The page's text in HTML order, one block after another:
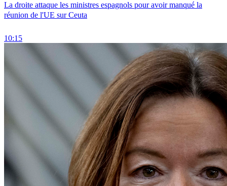
La droite attaque les ministres espagnols pour avoir manqué la
réunion de l'UE sur Ceuta
10:15